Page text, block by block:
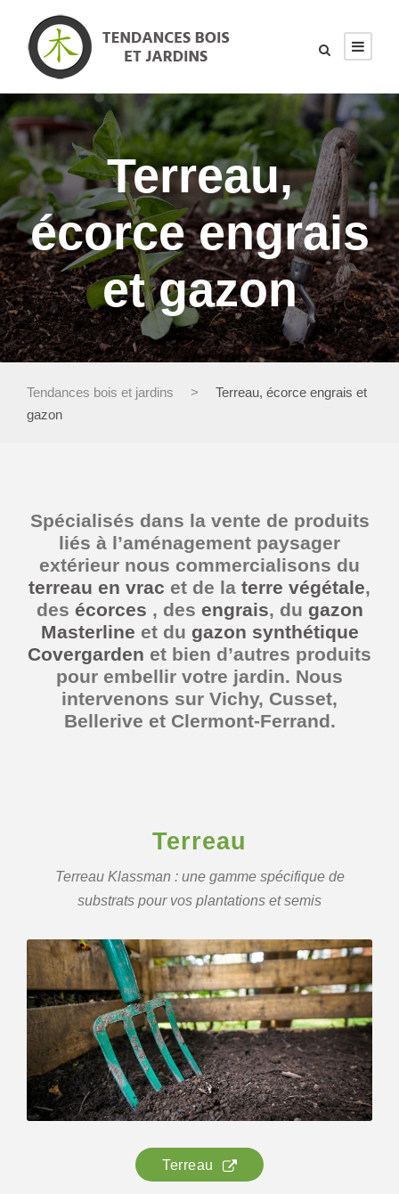
Terreau,
écorce engrais
et gazon
Tendances bois et jardins >
Terreau, écorce engrais et
gazon
Spécialisés dans la vente de produits
liés à l’aménagement paysager
extérieur nous commercialisons du
terreau en vrac et de la terre végétale,
des écorces , des engrais, du gazon
Masterline et du gazon synthétique
Covergarden et bien d’autres produits
pour embellir votre jardin. Nous
intervenons sur Vichy, Cusset,
Bellerive et Clermont-Ferrand.
Terreau
Terreau Klassman : une gamme spécifique de
substrats pour vos plantations et semis
Terreau